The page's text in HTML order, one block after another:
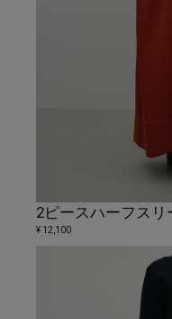
2ピースハーフス
¥ 12,100